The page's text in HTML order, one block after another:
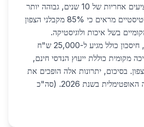
בקרבה. ספקים מציעים אחריות של 10 שנים, גבוהה יותר
מדרום. נתונים סטטיסטיים מראים כי 85% מקבלני הצפון
בשל איכות ולוגיסטיקה.
בפרויקטים גדולים, חיסכון כולל מגיע ל-25,000 ש"ח
תמיכה מקומית כוללת ייעוץ הנדסי חינם,
בסיכום, יתרונות אלה הופכים את
אזור הצפון לבחירה האופטימלית בשנת 2026. (סה"כ